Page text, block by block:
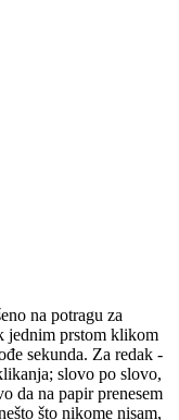
na potragu za
jednim prstom klikom
sekunda. Za redak -
slovo po slovo,
da na papir prenesem
što nikome nisam,